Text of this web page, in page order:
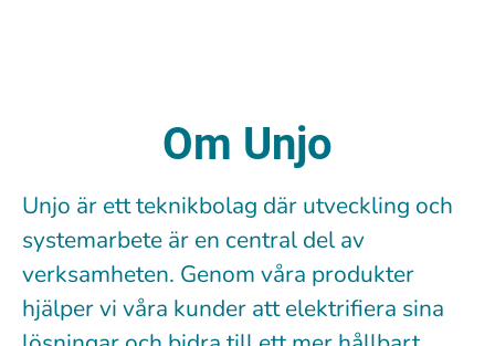
Om Unjo
Unjo är ett teknikbolag där utveckling och
systemarbete är en central del av
verksamheten. Genom våra produkter
hjälper vi våra kunder att elektrifiera sina